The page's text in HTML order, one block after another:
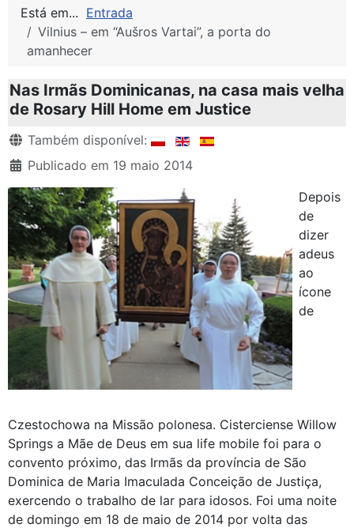
Está em... Entrada
Vilnius – em “Aušros Vartai”, a porta do
amanhecer
Nas Irmãs Dominicanas, na casa mais velha
de Rosary Hill Home em Justice
Detalhes
Também disponível:
Publicado em 19 maio 2014
Depois
de
dizer
adeus
ao
ícone
de
Czestochowa na Missão polonesa. Cisterciense Willow
Springs a Mãe de Deus em sua life mobile foi para o
convento próximo, das Irmãs da província de São
Dominica de Maria Imaculada Conceição de Justiça,
exercendo o trabalho de lar para idosos. Foi uma noite
de domingo em 18 de maio de 2014 por volta das